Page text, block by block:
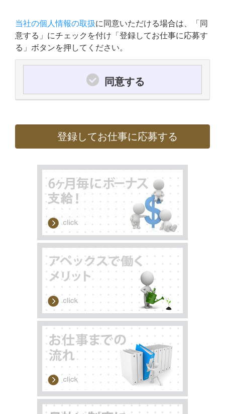
当社の個人情報の取扱に同意いただける場合は、「同
意する」にチェックを付け「登録してお仕事に応募す
る」ボタンを押してください。
同意する